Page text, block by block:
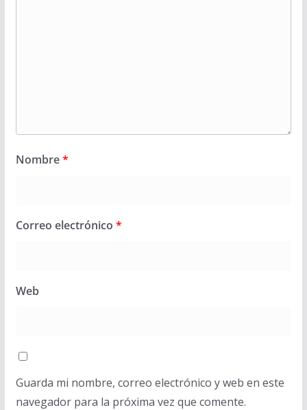
Nombre*
Correo electrónico *
Web
Guarda mi nombre, correo electrónico y web en este
navegador para la próxima vez que comente.